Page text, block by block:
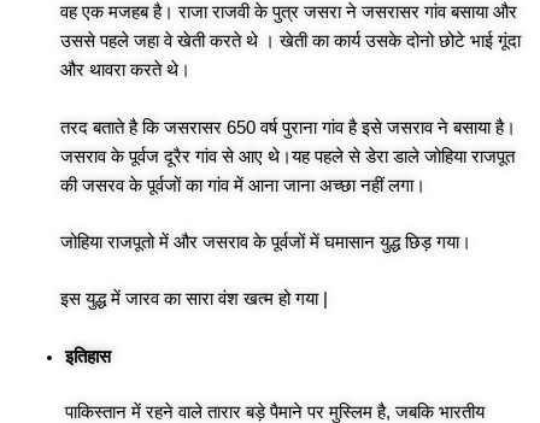
वह एक मजहब है। राजा राजवी के पुत्र जसरा ने जसरासर गांव बसाया और
उससे पहले जहा वे खेती करते थे । खेती का कार्य उसके दोनो छोटे भाई गूंदा
और थावरा करते थे।
तरद बताते है कि जसरासर 650 वर्ष पुराना गांव है इसे जसराव ने बसाया है।
जसराव के पूर्वज दूरैर गांव से आए थे।यह पहले से डेरा डाले जोहिया राजपूत
की जसरव के पूर्वजों का गांव में आना जाना अच्छा नहीं लगा।
जोहिया राजपूतो में और जसराव के पूर्वजों में घमासान युद्ध छिड़ गया।
इस युद्ध में जारव का सारा वंश खत्म हो गया |
इतिहास
पाकिस्तान में रहने वाले तारार बड़े पैमाने पर मुस्लिम है, जबकि भारतीय